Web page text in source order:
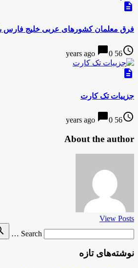
description
فرق معلمان کشورهای عربی خلیج فارس با
access_time
56 years ago
chat_bubble0
description
جزییات تک کارت
access_time
56 years ago
chat_bubble0
About the author
View Posts
Search …
نوشته‌های تازه